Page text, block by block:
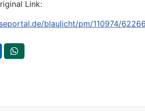
Link:
blaulicht/pm/110974/
LB: Herrenberg: Gartenhütte